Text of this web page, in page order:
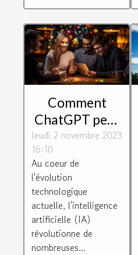
Comment
ChatGPT peut
dynamiser
votre relation
client
Jeudi 2 novembre 2023
16:10
Au coeur de
l'évolution
technologique
actuelle, l'intelligence
artificielle (IA)
révolutionne de
nombreuses...